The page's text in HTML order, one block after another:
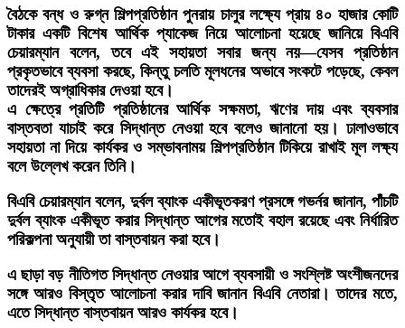
বৈঠকে বন্ধ ও রুগ্ন শিল্পপ্রতিষ্ঠান পুনরায় চালুর লক্ষ্যে প্রায় ৪০ হাজার কোটি
টাকার একটি বিশেষ আর্থিক প্যাকেজ নিয়ে আলোচনা হয়েছে জানিয়ে বিএবি
চেয়ারম্যান বলেন, তবে এই সহায়তা সবার জন্য নয়—যেসব প্রতিষ্ঠান
প্রকৃতভাবে ব্যবসা করছে, কিন্তু চলতি মূলধনের অভাবে সংকটে পড়েছে, কেবল
তাদেরই অগ্রাধিকার দেওয়া হবে।
এ ক্ষেত্রে প্রতিটি প্রতিষ্ঠানের আর্থিক সক্ষমতা, ঋণের দায় এবং ব্যবসার
বাস্তবতা যাচাই করে সিদ্ধান্ত নেওয়া হবে বলেও জানানো হয়। ঢালাওভাবে
সহায়তা না দিয়ে কার্যকর ও সম্ভাবনাময় শিল্পপ্রতিষ্ঠান টিকিয়ে রাখাই মূল লক্ষ্য
বলে উল্লেখ করেন তিনি।
বিএবি চেয়ারম্যান বলেন, দুর্বল ব্যাংক একীভূতকরণ প্রসঙ্গে গভর্নর জানান, পাঁচটি
দুর্বল ব্যাংক একীভূত করার সিদ্ধান্ত আগের মতোই বহাল রয়েছে এবং নির্ধারিত
পরিকল্পনা অনুযায়ী তা বাস্তবায়ন করা হবে।
এ ছাড়া বড় নীতিগত সিদ্ধান্ত নেওয়ার আগে ব্যবসায়ী ও সংশ্লিষ্ট অংশীজনদের
সঙ্গে আরও বিস্তৃত আলোচনা করার দাবি জানান বিএবি নেতারা। তাদের মতে,
এতে সিদ্ধান্ত বাস্তবায়ন আরও কার্যকর হবে।